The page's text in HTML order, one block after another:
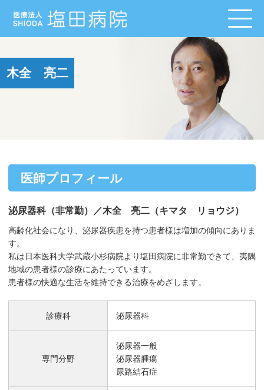
木全 亮二
医師プロフィール
泌尿器科（非常勤）／木全 亮二（キマタ リョウジ）
高齢化社会になり、泌尿器疾患を持つ患者様は増加の傾向にありま
す。
私は日本医科大学武蔵小杉病院より塩田病院に非常勤できて、夷隅
地域の患者様の診療にあたっています。
患者様の快適な生活を維持できる治療をめざします。
診療科 泌尿器科
専門分野
泌尿器一般
泌尿器腫瘍
尿路結石症